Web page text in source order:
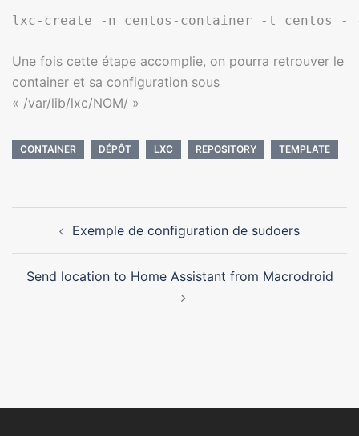
Une fois cette étape accomplie, on pourra retrouver le
container et sa configuration sous
« /var/lib/lxc/NOM/ »
CONTAINER DÉPÔT LXC REPOSITORY TEMPLATE
d’articleExemple de configuration de sudoers
Send location to Home Assistant from Macrodroid